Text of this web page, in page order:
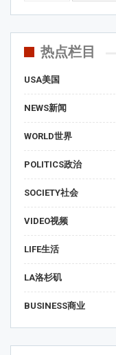
热点栏目
USA美国
NEWS新闻
WORLD世界
POLITICS政治
SOCIETY社会
VIDEO视频
LIFE生活
LA洛杉矶
BUSINESS商业